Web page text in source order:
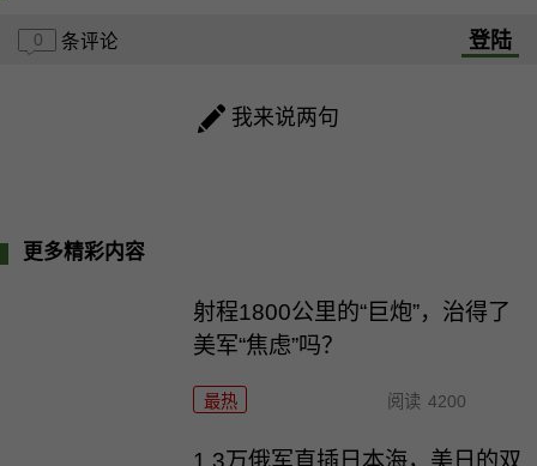
0 条评论 登陆
我来说两句
更多精彩内容
射程1800公里的“巨炮”，治得了
美军“焦虑”吗？
最热 阅读 4200
1.3万俄军直插日本海，美日的双